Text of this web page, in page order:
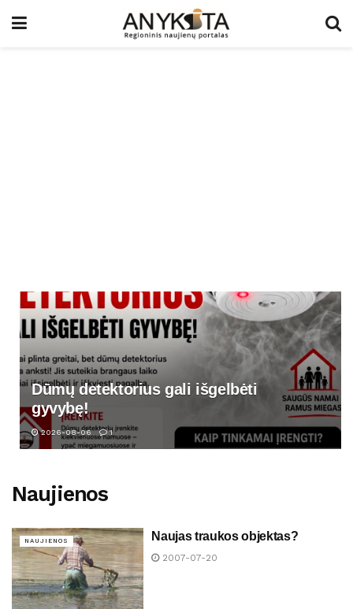
Dūmų detektorius gali išgelbėti
gyvybę!
2026-08-06 1
Naujienos
NAUJIENOS Naujas traukos objektas?
2007-07-20